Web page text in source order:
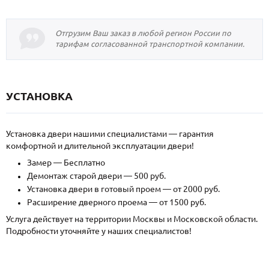
Отгрузим Ваш заказ в любой регион России по
тарифам согласованной транспортной компании.
УСТАНОВКА
Установка двери нашими специалистами — гарантия
комфортной и длительной эксплуатации двери!
Замер — Бесплатно
Демонтаж старой двери — 500 руб.
Установка двери в готовый проем — от 2000 руб.
Расширение дверного проема — от 1500 руб.
Услуга действует на территории Москвы и Московской области.
Подробности уточняйте у наших специалистов!